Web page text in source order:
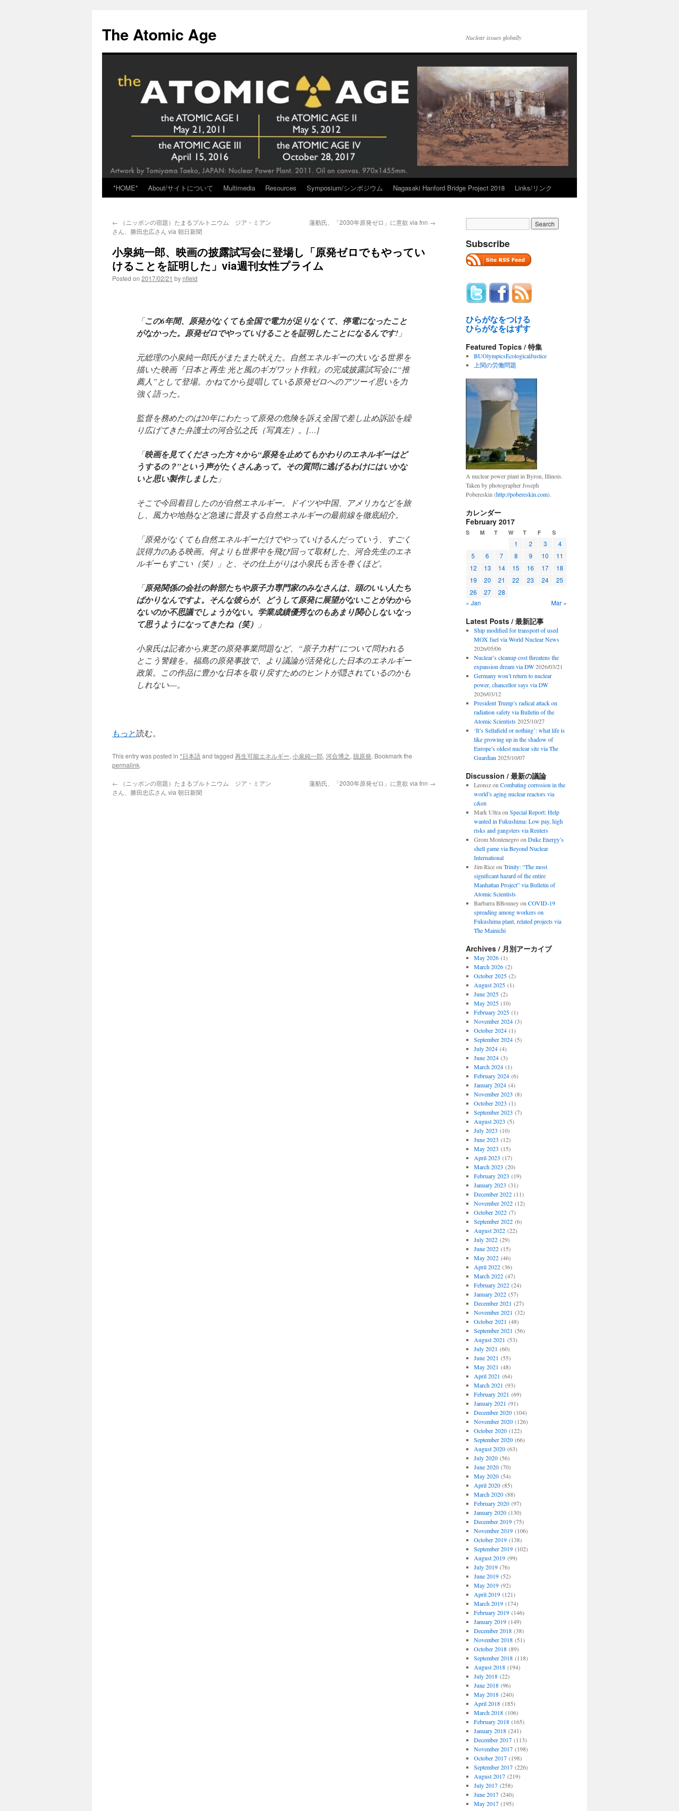
content
The Atomic Age Nuclear issues globally
*HOME* About/サイトについて Multimedia Resources Symposium/シンポジウム Nagasaki Hanford Bridge Project 2018 Links/リンク
← （ニッポンの宿題）たまるプルトニウム ジア・ミアン
さん、勝田忠広さん via 朝日新聞
蓮舫氏、「2030年原発ゼロ」に意欲 via fnn →
小泉純一郎、映画の披露試写会に登場し「原発ゼロでもやってい
けることを証明した」via週刊女性プライム
Posted on 2017/02/21 by nfield
「この6年間、原発がなくても全国で電力が足りなくて、停電になったこと
がなかった。原発ゼロでやっていけることを証明したことになるんです! 」
元総理の小泉純一郎氏がまたまた吠えた。自然エネルギーの大いなる世界を
描いた映画『日本と再生 光と風のギガワット作戦』の完成披露試写会に“推
薦人”として登場。かねてから提唱している原発ゼロへのアツーイ思いを力
強く語った。
監督を務めたのは20年にわたって原発の危険を訴え全国で差し止め訴訟を繰
り広げてきた弁護士の河合弘之氏（写真左）。[…]
「映画を見てくださった方々から“原発を止めてもかわりのエネルギーはど
うするの？”という声がたくさんあって。その質問に逃げるわけにはいかな
いと思い製作しました 」
そこで今回着目したのが自然エネルギー。ドイツや中国、アメリカなどを旅
し、風力や地熱など急速に普及する自然エネルギーの最前線を徹底紹介。
「原発がなくても自然エネルギーだけでやっていけるんだっていう、すごく
説得力のある映画。何よりも世界中を飛び回って取材した、河合先生のエネ
ルギーもすごい（笑）」と、その仕上がりは小泉氏も舌を巻くほど。
「原発関係の会社の幹部たちや原子力専門家のみなさんは、頭のいい人たち
ばかりなんですよ。そんな彼らが、どうして原発に展望がないことがわから
ないのか不思議でしょうがない。学業成績優秀なのもあまり関心しないなっ
て思うようになってきたね（笑）
」
小泉氏は記者から東芝の原発事業問題など、“原子力村”について問われる
とこう警鐘を。福島の原発事故で、より議論が活発化した日本のエネルギー
政策。この作品に豊かな日本を取り戻すためのヒントが隠されているのかも
しれない―。
もっと読む。
This entry was posted in *日本語and tagged 再生可能エネルギー, 小泉純一郎, 河合博之, 脱原発. Bookmark the
permalink.
← （ニッポンの宿題）たまるプルトニウム ジア・ミアン
さん、勝田忠広さん via 朝日新聞
蓮舫氏、「2030年原発ゼロ」に意欲 via fnn →
Subscribe
ひらがなをつける
ひらがなをはずす
Featured Topics / 特集
BUOlympicsEcologicalJustice
上関の労働問題
A nuclear power plant in Byron, Illinois.
Taken by photographer Joseph
Pobereskin (http://pobereskin.com).
カレンダー
February 2017
S M T W T F S
1 2 3
4
5
6 7 8 9 10
11
12
13 14 15 16 17
18
19
20 21 22 23 24
25
26
27
28
« Jan
Mar »
Latest Posts / 最新記事
Ship modified for transport of used
MOX fuel via World Nuclear News
2026/05/06
Nuclear’s cleanup cost threatens the
expansion dream via DW 2026/03/21
Germany won’t return to nuclear
power, chancellor says via DW
2026/03/12
President Trump’s radical attack on
radiation safety via Bulletin of the
Atomic Scientists 2025/10/27
‘It’s Sellafield or nothing’: what life is
like growing up in the shadow of
Europe’s oldest nuclear site via The
Guardian 2025/10/07
Discussion / 最新の議論
Leonszon Combating corrosion in the
world’s aging nuclear reactors via
c&en
Mark Ultraon Special Report: Help
wanted in Fukushima: Low pay, high
risks and gangsters via Reuters
Grom Montenegroon Duke Energy’s
shell game via Beyond Nuclear
International
Jim Riceon Trinity: “The most
significant hazard of the entire
Manhattan Project” via Bulletin of
Atomic Scientists
Barbarra BBonneyon COVID-19
spreading among workers on
Fukushima plant, related projects via
The Mainichi
Archives / 月別アーカイブ
May 2026(1)
March 2026(2)
October 2025(2)
August 2025(1)
June 2025(2)
May 2025(10)
February 2025(1)
November 2024(3)
October 2024(1)
September 2024(5)
July 2024(4)
June 2024(3)
March 2024(1)
February 2024(6)
January 2024(4)
November 2023 (8)
October 2023 (1)
September 2023 (7)
August 2023 (5)
July 2023 (10)
June 2023 (12)
May 2023 (15)
April 2023 (17)
March 2023 (20)
February 2023 (19)
January 2023 (31)
December 2022(11)
November 2022(12)
October 2022(7)
September 2022(6)
August 2022(22)
July 2022(29)
June 2022(15)
May 2022(46)
April 2022(36)
March 2022(47)
February 2022(24)
January 2022(57)
December 2021 (27)
November 2021 (32)
October 2021 (48)
September 2021 (56)
August 2021 (53)
July 2021 (60)
June 2021 (55)
May 2021 (48)
April 2021 (64)
March 2021 (93)
February 2021 (69)
January 2021 (91)
December 2020(104)
November 2020(126)
October 2020(122)
September 2020(66)
August 2020(63)
July 2020(56)
June 2020(70)
May 2020(54)
April 2020(85)
March 2020(88)
February 2020(97)
January 2020(130)
December 2019(75)
November 2019(106)
October 2019(138)
September 2019(102)
August 2019(99)
July 2019(76)
June 2019(52)
May 2019(92)
April 2019(121)
March 2019(174)
February 2019(146)
January 2019(149)
December 2018(38)
November 2018(51)
October 2018(89)
September 2018(118)
August 2018(194)
July 2018(22)
June 2018(96)
May 2018(240)
April 2018(185)
March 2018(106)
February 2018(165)
January 2018(241)
December 2017(113)
November 2017(198)
October 2017(198)
September 2017(226)
August 2017(219)
July 2017(258)
June 2017(240)
May 2017(195)